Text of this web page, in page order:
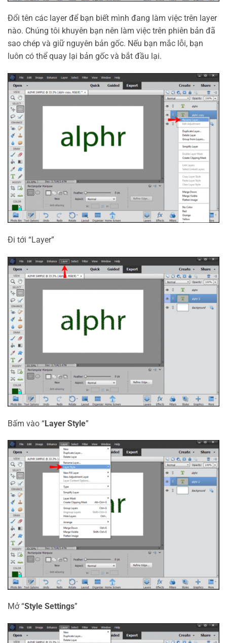
Đổi tên các layer để bạn biết mình đang làm việc trên layer
nào. Chúng tôi khuyên bạn nên làm việc trên phiên bản đã
sao chép và giữ nguyên bản gốc. Nếu bạn mắc lỗi, bạn
luôn có thể quay lại bản gốc và bắt đầu lại.
Đi tới “Layer”
Bấm vào “Layer Style”
Mở “Style Settings”